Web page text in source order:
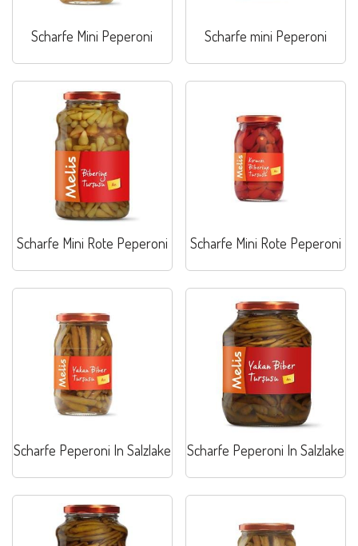
Scharfe Mini Peperoni Scharfe mini Peperoni
Scharfe Mini Rote Peperoni Scharfe Mini Rote Peperoni
Scharfe Peperoni In Salzlake Scharfe Peperoni In Salzlake